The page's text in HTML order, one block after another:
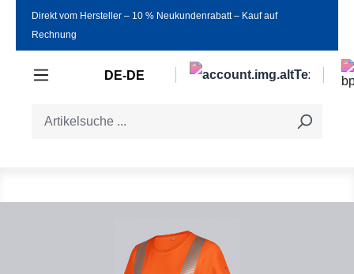
Zum Hauptinhalt springen
Direkt vom Hersteller ‒ 10 % Neukundenrabatt ‒ Kauf auf
Rechnung
DE-DE